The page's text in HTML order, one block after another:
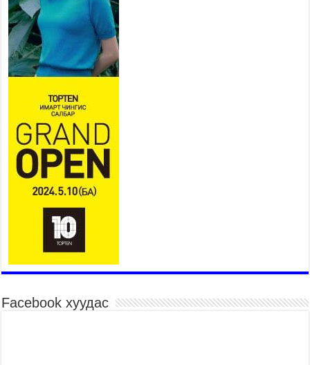
эхэллээ
2026 оны 7 сар 15 / 11 цаг 14 минут
Үер усны аюулаас сэргийлж, нийслэлийн Онцгой
байдлын газрын 162 алба хаагч үүрэг гүйцэтгэж
2026 оны 7 сар 15 / 11 цаг 07 минут
Үндэсний их сурын харваанд 850 харваач цэц
мэргэнээ сорьж байна
2026 оны 7 сар 15 / 11 цаг 03 минут
Төв цэнгэлдэхийн эргэн тойронд
2026 оны 7 сар 15 / 10 цаг 58 минут
Үндэсний их баяр наадмын шагайн харваа
насанд хүрэгчдийн багийн харваагаар
үргэлжилж байна
2026 оны 7 сар 15 / 10 цаг 52 минут
Үндэсний их баяр наадмын хүчит бөхийн
Facebook хуудас